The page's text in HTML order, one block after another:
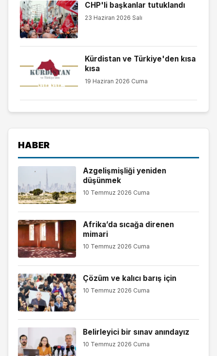
CHP'li başkanlar tutuklandı
23 Haziran 2026 Salı
Kürdistan ve Türkiye'den kısa
kısa
19 Haziran 2026 Cuma
HABER
Azgelişmişliği yeniden
düşünmek
10 Temmuz 2026 Cuma
Afrika’da sıcağa direnen
mimari
10 Temmuz 2026 Cuma
Çözüm ve kalıcı barış için
10 Temmuz 2026 Cuma
Belirleyici bir sınav anındayız
10 Temmuz 2026 Cuma